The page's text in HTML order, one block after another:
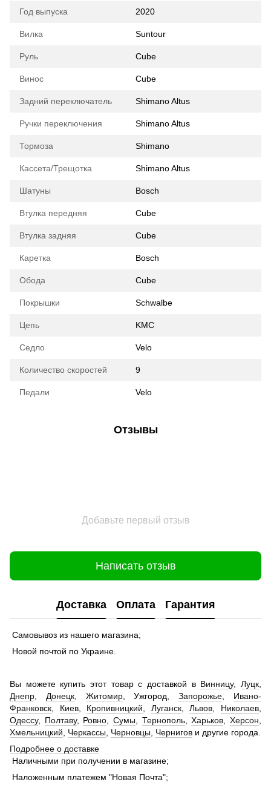
Год выпуска 2020
Вилка Suntour
Руль Cube
Винос Cube
Задний переключатель Shimano Altus
Ручки переключения Shimano Altus
Тормоза Shimano
Кассета/Трещотка Shimano Altus
Шатуны Bosch
Втулка передняя Cube
Втулка задняя Cube
Каретка Bosch
Обода Cube
Покрышки Schwalbe
Цепь KMC
Седло Velo
Количество скоростей 9
Педали Velo
Отзывы
Добавьте первый отзыв
Написать отзыв
Доставка Оплата Гарантия
Самовывоз из нашего магазина;
Новой почтой по Украине.
Вы можете купить этот товар с доставкой в Винницу,Луцк
Днепр
Донецк, Житомир, Ужгород,Запорожье
Ивано-
Франковск
Киев, Кропивницкий Луганск,Львов Николаев
Одессу, Полтаву, Ровно ,Сумы Тернополь,Харьков ,Херсон
Хмельницкий
Черкассы Черновцы Чернигов и другие города.
Подробнее о доставке
Наличными при получении в магазине;
Наложенным платежем "Новая Почта";